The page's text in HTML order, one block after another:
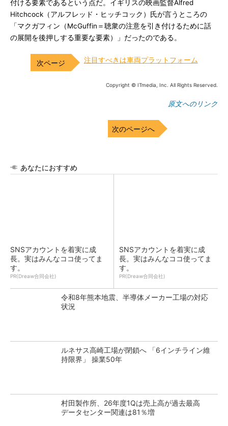
付ける要素であるという点だ。イギリスの映画監督Alfred
Hitchcock（アルフレッド・ヒッチコック）氏が言うところの
「マクガフィン（McGuffin＝聴衆の注意を引き付けるために話
の展開を後押しする重要な要素）」だったのである。
注目すべきは車両プラットフォーム
Copyright © ITmedia, Inc. All Rights Reserved.
原文へのリンク
次のページへ
あなたにおすすめ
SNSアカウントを着実に成
長。実はみんなココ使ってま
す。
PR(Dreaw合同会社)
SNSアカウントを着実に成
長。実はみんなココ使ってま
す。
PR(Dreaw合同会社)
令和8年熊本地震、半導体メーカー工場の対応
状況
ルネサス高崎工場が閉鎖へ 「6インチライン維
持限界」 操業50年
村田製作所、26年度1Qは売上高が過去最高
データセンター関連は81％増